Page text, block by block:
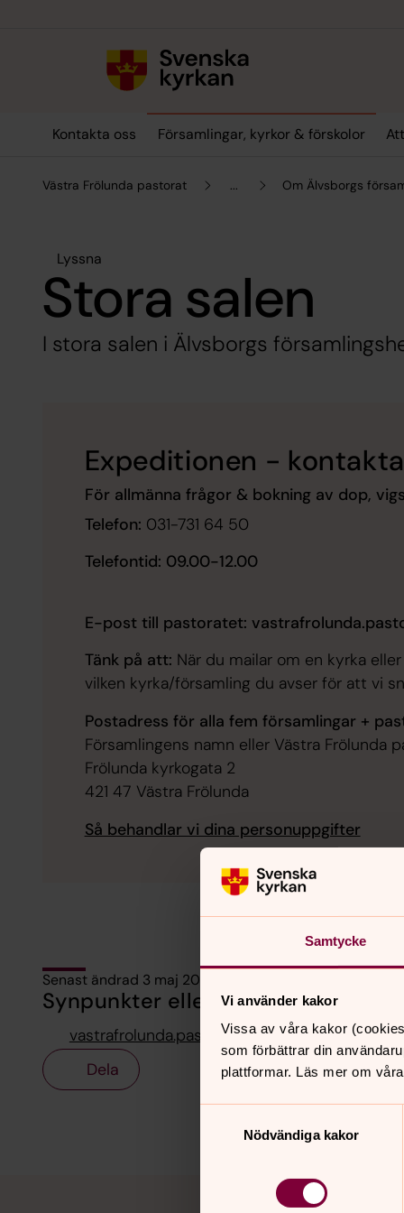
Samtycke
Vi använder kakor
Vissa av våra kakor
som förbättrar din
plattformar. Läs mer om
Nödvändiga kakor
Kontakta oss Församlingar, kyrkor & förskolor
Västra Frölunda pastorat ... Om Älvsborgs
Lyssna
Stora salen
I stora salen i Älvsborgs
Expeditionen -
För allmänna frågor & bokning av dop,
Telefon: 031-731 64 50
Telefontid: 09.00-12.00
E-post till pastoratet:
Tänk på att: När du mailar om en kyrka
vilken kyrka/församling du avser för att vi
Postadress för alla fem församlingar +
Församlingens namn eller Västra Frölunda
Frölunda kyrkogata 2
421 47 Västra Frölunda
Så behandlar vi dina personuppgifter
Senast ändrad 3 maj 2019
Synpunkter eller frågor på sidans
vastrafrolunda.pastorat@svenskakyrkan.se
Dela